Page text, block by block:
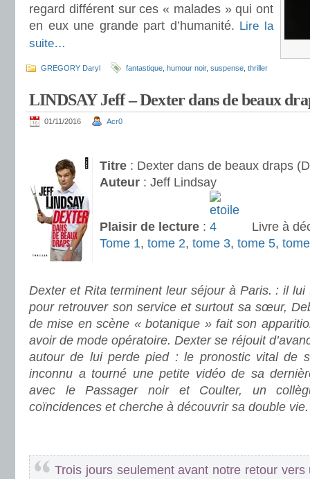
regard différent sur ces « malades » qui ont
en eux une grande part d’humanité. Lire la
suite…
GREGORY Daryl fantastique humour noir, suspense thriller
LINDSAY Jeff – Dexter dans de beaux
01/11/2016 Acr0
Titre : Dexter dans de beaux draps
Auteur : Jeff Lindsay
Plaisir de lecture :
Livre à
Tome 1, tome 2, tome 3, tome 5,
Dexter et Rita terminent leur séjour à Paris. : il
pour retrouver son service et surtout sa sœur,
de mise en scène « botanique » fait son
avoir de mode opératoire. Dexter se réjouit
autour de lui perde pied : le pronostic vital de
inconnu a tourné une petite vidéo de sa
avec le Passager noir et Coulter, un
coïncidences et cherche à découvrir sa double vie.
Trois jours seulement avant notre retour